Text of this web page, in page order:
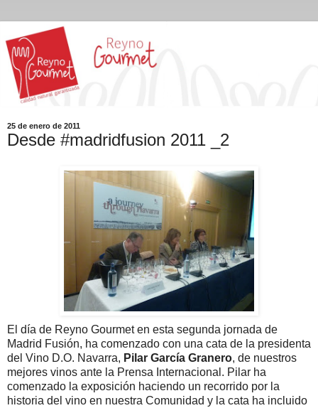
25 de enero de 2011
Desde #madridfusion 2011 _2
El día de Reyno Gourmet en esta segunda jornada de
Madrid Fusión, ha comenzado con una cata de la presidenta
del Vino D.O. Navarra, Pilar García Granero, de nuestros
mejores vinos ante la Prensa Internacional. Pilar ha
comenzado la exposición haciendo un recorrido por la
historia del vino en nuestra Comunidad y la cata ha incluido